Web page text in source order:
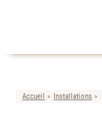
Accueil Installations